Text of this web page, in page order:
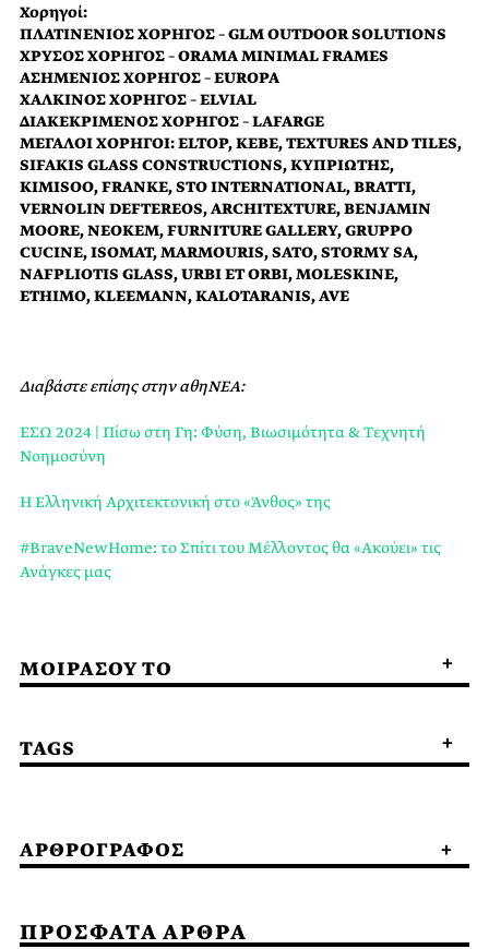
Χορηγοί:
ΠΛΑΤΙΝΕΝΙΟΣ ΧΟΡΗΓΟΣ – GLM OUTDOOR SOLUTIONS
ΧΡΥΣΟΣ ΧΟΡΗΓΟΣ – ORAMA MINIMAL FRAMES
ΑΣΗΜΕΝΙΟΣ ΧΟΡΗΓΟΣ – EUROPA
ΧΑΛΚΙΝΟΣ ΧΟΡΗΓΟΣ – ELVIAL
ΔΙΑΚΕΚΡΙΜΕΝΟΣ ΧΟΡΗΓΟΣ – LAFARGE
ΜΕΓΑΛΟΙ ΧΟΡΗΓΟΙ: ELTOP, ΚΕΒΕ, TEXTURES AND TILES,
SIFAKIS GLASS CONSTRUCTIONS, ΚΥΠΡΙΩΤΗΣ,
KIMISOO, FRANKE, STO INTERNATIONAL, BRATTI,
VERNOLIN DEFTEREOS, ARCHITEXTURE, BENJAMIN
MOORE, NEOKEM, FURNITURE GALLERY, GRUPPO
CUCINE, ISOMAT, MARMOURIS, SATO, STORMY SA,
NAFPLIOTIS GLASS, URBI ET ORBI, MOLESKINE,
ETHIMO, KLEEMANN, KALOTARANIS, AVE
Διαβάστε επίσης στην αθηΝΕΑ:
ΕΣΩ 2024 | Πίσω στη Γη: Φύση, Βιωσιμότητα & Τεχνητή
Νοημοσύνη
Η Ελληνική Αρχιτεκτονική στο «Άνθος» της
#BraveNewHome: το Σπίτι του Μέλλοντος θα «Ακούει» τις
Ανάγκες μας
ΜΟΙΡΑΣΟΥ ΤΟ
TAGS
ΑΡΘΡΟΓΡΑΦΟΣ
ΠΡΟΣΦΑΤΑ ΑΡΘΡΑ